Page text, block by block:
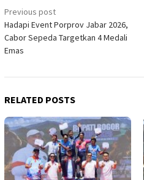
Post
navigation
Previous post
Hadapi Event Porprov Jabar 2026,
Cabor Sepeda Targetkan 4 Medali
Emas
RELATED POSTS